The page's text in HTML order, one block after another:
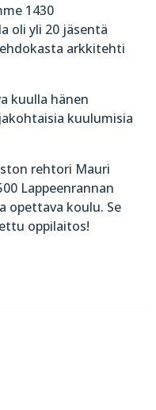
1430
oli yli 20 jäsentä
arkkitehti
kuulla hänen
kuulumisia
rehtori Mauri
Lappeenrannan
opettava koulu. Se
oppilaitos!